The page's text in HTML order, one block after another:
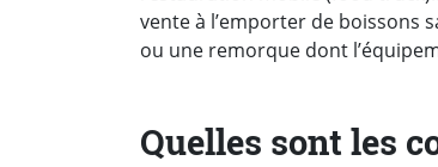
vente à l’emporter de boissons
ou une remorque dont
Quelles sont les